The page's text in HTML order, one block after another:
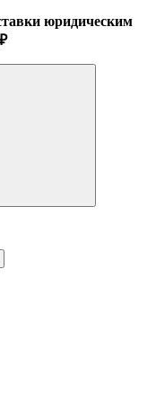
юридическим